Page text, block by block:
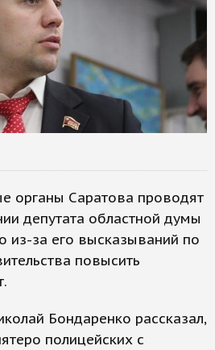
органы Саратова проводят
депутата областной думы
из-за его высказываний по
повысить
Бондаренко рассказал,
полицейских с